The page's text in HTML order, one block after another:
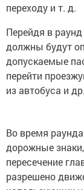
переходу и т. д.
Перейдя в
должны будут
допускаемые
перейти
из автобуса и др.
Во время
дорожные
пересечение
разрешено